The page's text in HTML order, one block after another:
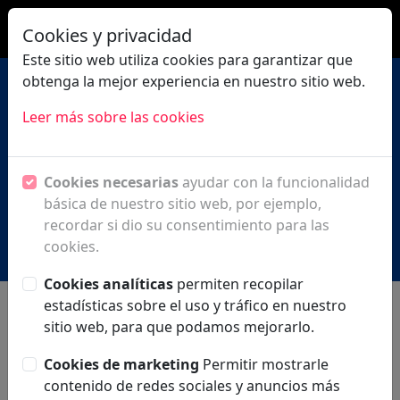
Cookies y privacidad
Este sitio web utiliza cookies para garantizar que
obtenga la mejor experiencia en nuestro sitio web.
Leer más sobre las cookies
Cookies necesariasayudar con la funcionalidad
básica de nuestro sitio web, por ejemplo,
recordar si dio su consentimiento para las
cookies.
Cookies analíticas permiten recopilar
estadísticas sobre el uso y tráfico en nuestro
sitio web, para que podamos mejorarlo.
Cookies de marketing Permitir mostrarle
contenido de redes sociales y anuncios más
Circle of patronage
El Festival Internacional de Música y Danza se
enorgullece de presentarles a su Círculo de Mecenazgo,
una plataforma económico-social cuya función principal es